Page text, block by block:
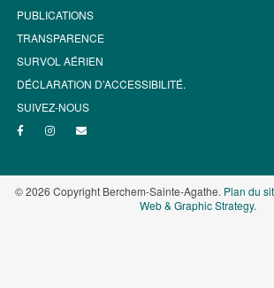
PUBLICATIONS
TRANSPARENCE
SURVOL AÉRIEN
DÉCLARATION D’ACCESSIBILITÉ.
SUIVEZ-NOUS
© 2026 Copyright Berchem-Sainte-Agathe. Plan du
Web & Graphic Strategy.